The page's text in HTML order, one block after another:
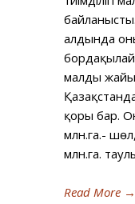
алдында
малды
қоры бар.
млн.га.-
млн.га.
Read More →